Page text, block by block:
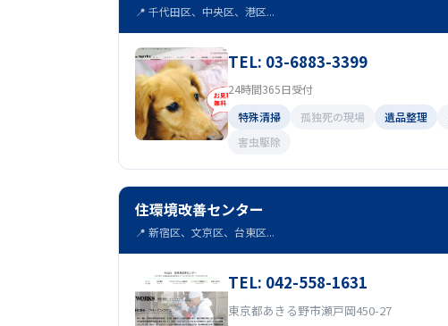
📍 千代田区、中央区、港区...
TEL: 03-6883-3399
24時間365日受付
特殊清掃
孤独死の現場 遺品整理
害虫駆除
住環境改善センター
📍 新宿区、文京区、台東区...
TEL: 042-558-1631
東京都あきる野市瀬戸岡450-27